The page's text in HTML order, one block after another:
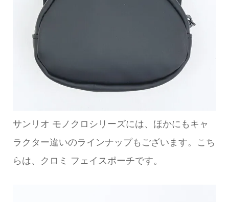
サンリオ モノクロシリーズには、ほかにもキャ
ラクター違いのラインナップもございます。こち
らは、クロミ フェイスポーチです。